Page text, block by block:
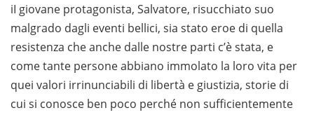
iI giovane protagonista, Salvatore, risucchiato suo
malgrado dagli eventi bellici, sia stato eroe di quella
resistenza che anche dalle nostre parti c’è stata, e
come tante persone abbiano immolato la loro vita per
quei valori irrinunciabili di libertà e giustizia, storie di
cui si conosce ben poco perché non sufficientemente